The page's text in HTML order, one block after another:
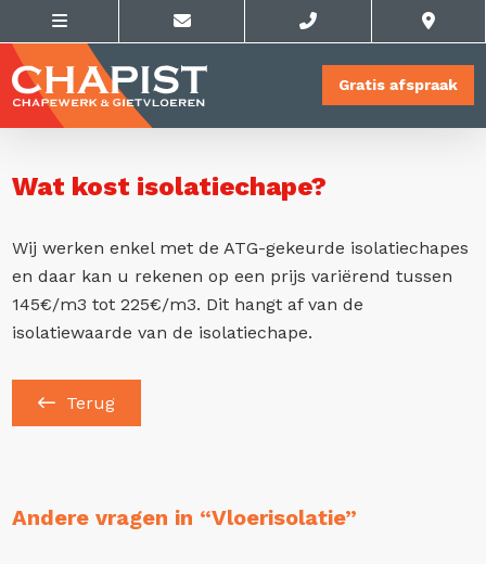
Gratis afspraak
Wat kost isolatiechape?
Wij werken enkel met de ATG-gekeurde isolatiechapes
en daar kan u rekenen op een prijs variërend tussen
145€/m3 tot 225€/m3. Dit hangt af van de
isolatiewaarde van de isolatiechape.
Terug
Andere vragen in “Vloerisolatie”